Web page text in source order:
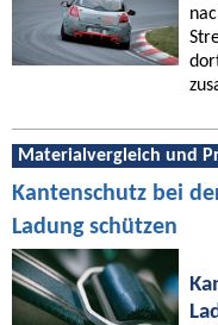
Materialvergleich und
Kantenschutz bei
Ladung schützen